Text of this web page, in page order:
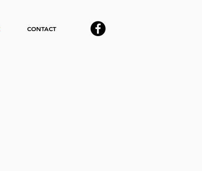
CONTACT